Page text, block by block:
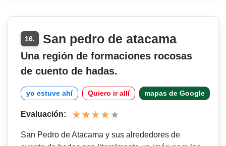
16. San pedro de atacama
Una región de formaciones rocosas
de cuento de hadas.
yo estuve ahí Quiero ir allí mapas de Google
Evaluación:
San Pedro de Atacama y sus alrededores de